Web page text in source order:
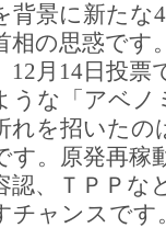
背景に新たな
相の思惑です
12月14日投票
うな「アベノ
れを招いたの
す。原発再稼
認、ＴＰＰな
チャンスです